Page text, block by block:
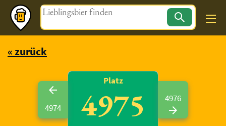
Magazin
« zurück
4974
Platz
4975 4976